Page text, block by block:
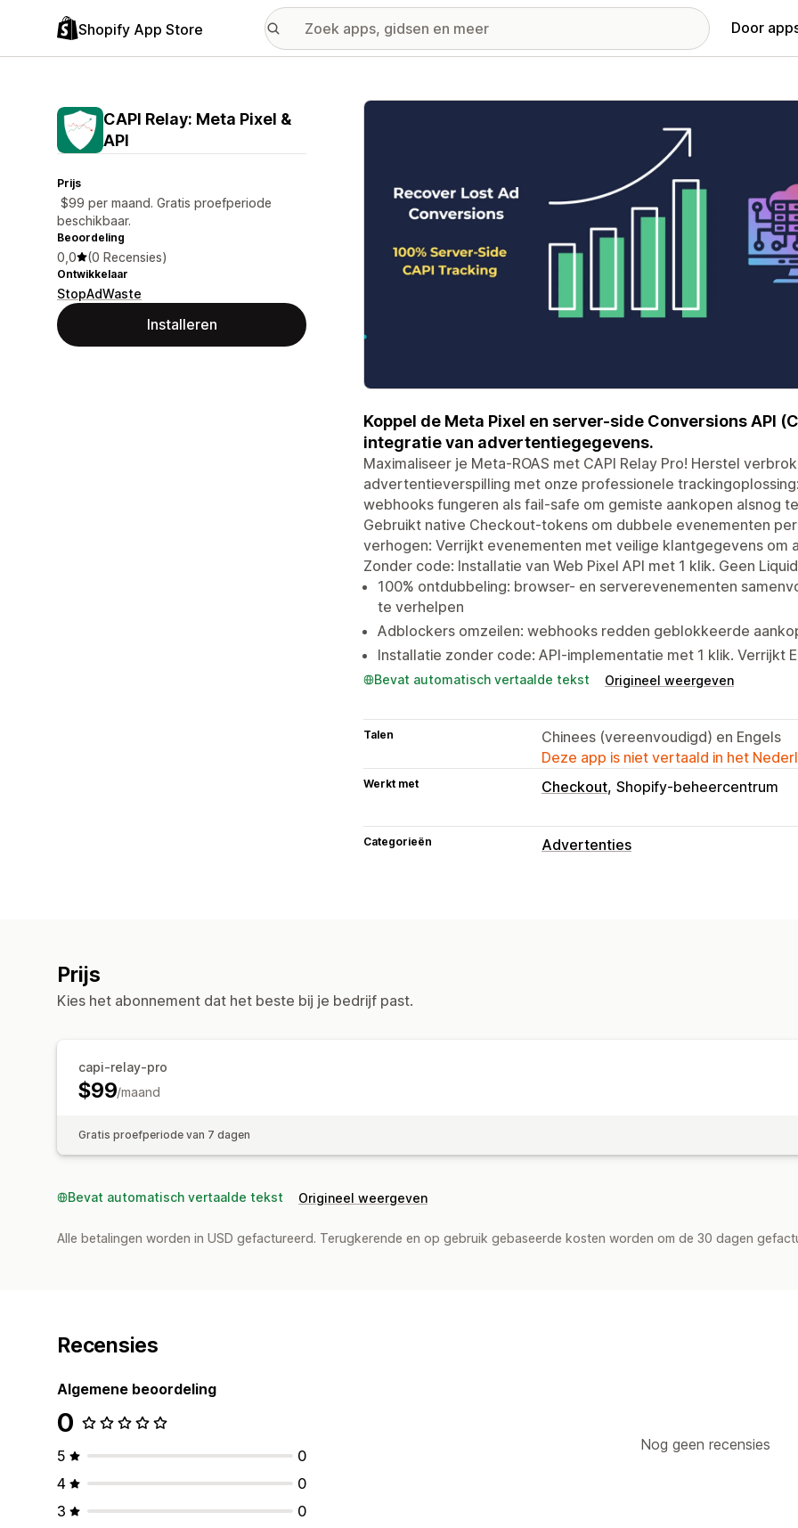
Shopify App Store Door
CAPI Relay: Meta Pixel &
API
Prijs
$99 per maand. Gratis proefperiode
beschikbaar.
Beoordeling
0,0 (0 Recensies)
Ontwikkelaar
StopAdWaste
Installeren
Galerij met uitgelichte afbeeldingen
Koppel de Meta Pixel en server-side Conversions API
integratie van advertentiegegevens.
Maximaliseer je Meta-ROAS met CAPI Relay Pro! Herstel
advertentieverspilling met onze professionele
webhooks fungeren als fail-safe om gemiste aankopen alsnog
Gebruikt native Checkout-tokens om dubbele evenementen
verhogen: Verrijkt evenementen met veilige klantgegevens
Zonder code: Installatie van Web Pixel API met 1 klik. Geen
100% ontdubbeling: browser- en serverevenementen
te verhelpen
Adblockers omzeilen: webhooks redden geblokkeerde
Installatie zonder code: API-implementatie met 1 klik. Verrijkt
Bevat automatisch vertaalde tekst Origineel weergeven
Talen
Chinees (vereenvoudigd) en Engels
Deze app is niet vertaald in het
Werkt met Checkout Shopify-beheercentrum
Categorieën Advertenties
Prijs
Kies het abonnement dat het beste bij je bedrijf past.
capi-relay-pro
$99/maand
Gratis proefperiode van 7 dagen
Bevat automatisch vertaalde tekst Origineel weergeven
Alle betalingen worden in USD gefactureerd. Terugkerende en op gebruik gebaseerde kosten worden om de 30 dagen
Recensies
Algemene beoordeling
0
5
0
4
0
3
0
Nog geen recensies